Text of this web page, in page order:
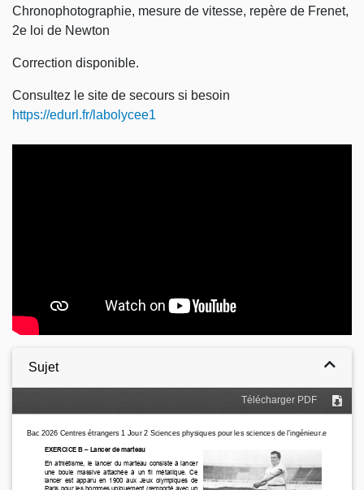
Chronophotographie, mesure de vitesse, repère de Frenet,
2e loi de Newton
Correction disponible.
Consultez le site de secours si besoin
https://edurl.fr/labolycee1
Sujet